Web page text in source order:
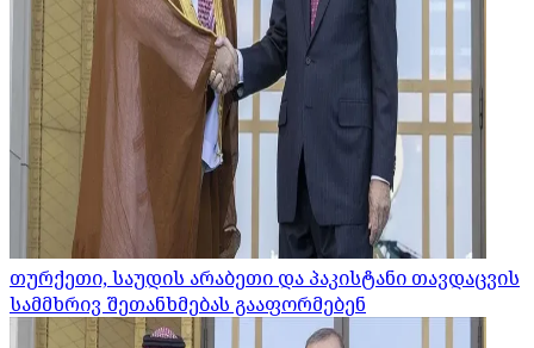
თურქეთი, საუდის არაბეთი და პაკისტანი თავდაცვის
სამმხრივ შეთანხმებას გააფორმებენ